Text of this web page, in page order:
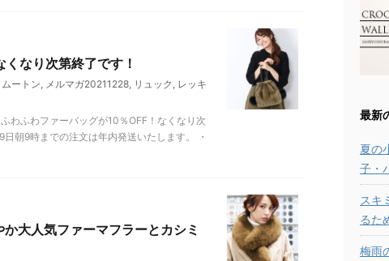
なり次第終了です！
ムートン, メルマガ20211228, リュック , レッキ
わふわファーバッグが10％OFF！なくなり次
9時までの注文は年内発送いたします。 ・
大人気ファーマフラーとカシミ
最新
夏の
子・
スキ
るた
梅雨